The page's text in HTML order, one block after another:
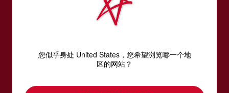
订阅LOUBOUTIN通信
女装系列 男装系列
您似乎身处 United States，您希望浏览哪一个地
区的网站？